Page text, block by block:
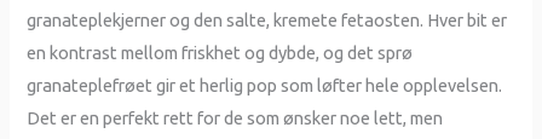
granateplekjerner og den salte, kremete fetaosten. Hver bit er
en kontrast mellom friskhet og dybde, og det sprø
granateplefrøet gir et herlig pop som løfter hele opplevelsen.
Det er en perfekt rett for de som ønsker noe lett, men